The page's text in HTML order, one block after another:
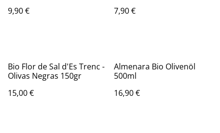
9,90 €
7,90 €
Bio Flor de Sal d'Es Trenc -
Olivas Negras 150gr
15,00 €
Almenara Bio Olivenöl
500ml
16,90 €